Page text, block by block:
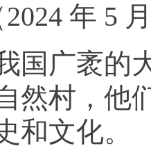
2024 年 5
广袤的大
然村，他
和文化。